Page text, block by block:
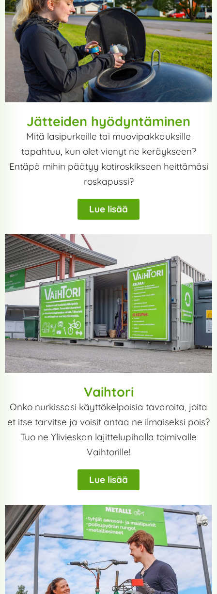
Jätteiden hyödyntäminen
Mitä lasipurkeille tai muovipakkauksille
tapahtuu, kun olet vienyt ne keräykseen?
Entäpä mihin päätyy kotiroskikseen heittämäsi
roskapussi?
Lue lisää
Vaihtori
Onko nurkissasi käyttökelpoisia tavaroita, joita
et itse tarvitse ja voisit antaa ne ilmaiseksi pois?
Tuo ne Ylivieskan lajittelupihalla toimivalle
Vaihtorille!
Lue lisää